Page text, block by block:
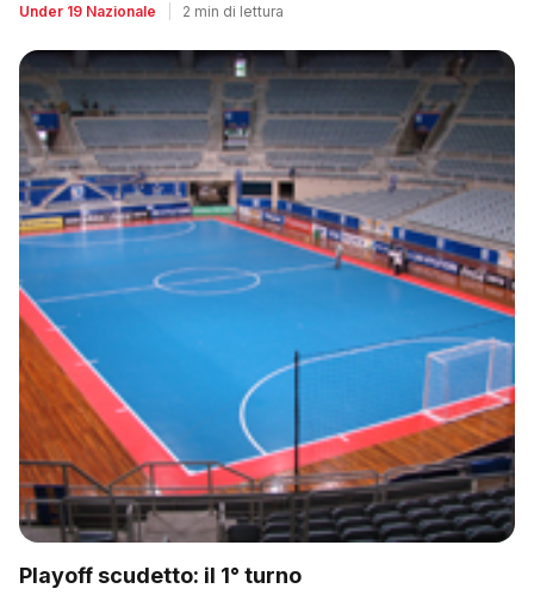
Under 19 Nazionale 2 min di lettura
Playoff scudetto: il 1° turno